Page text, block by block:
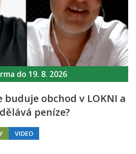
do 19. 8. 2026
buduje obchod v LOKNI a
peníze?
VIDEO